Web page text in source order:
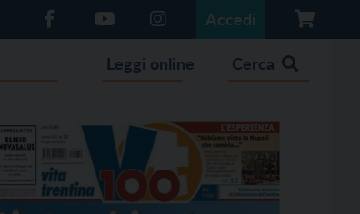
Accedi
Leggi online Cerca